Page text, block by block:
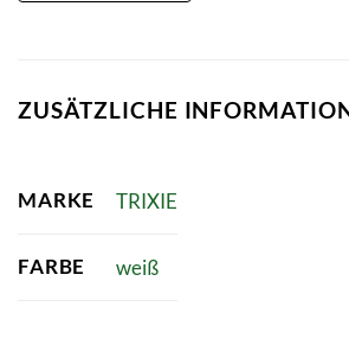
ZUSÄTZLICHE
MARKE TRIXIE
FARBE weiß